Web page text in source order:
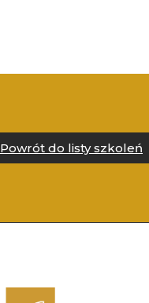
Powrót do listy szkoleń